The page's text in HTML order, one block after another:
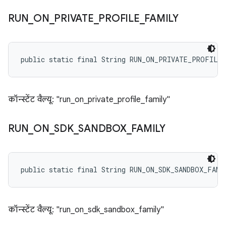
RUN ON PRIVATE PROFILE FAMILY
public static final String
कॉन्स्टेंट वैल्यू: "run_on_private_profile_family"
RUN ON _SDK_SANDBOX_ FAMILY
public static final String
कॉन्स्टेंट वैल्यू: "run_on_sdk_sandbox_family"